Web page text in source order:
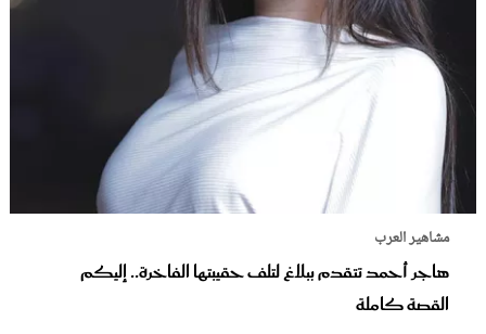
مشاهير العرب
هاجر أحمد تتقدم ببلاغ لتلف حقيبتها الفاخرة.. إليكم
القصة كاملة